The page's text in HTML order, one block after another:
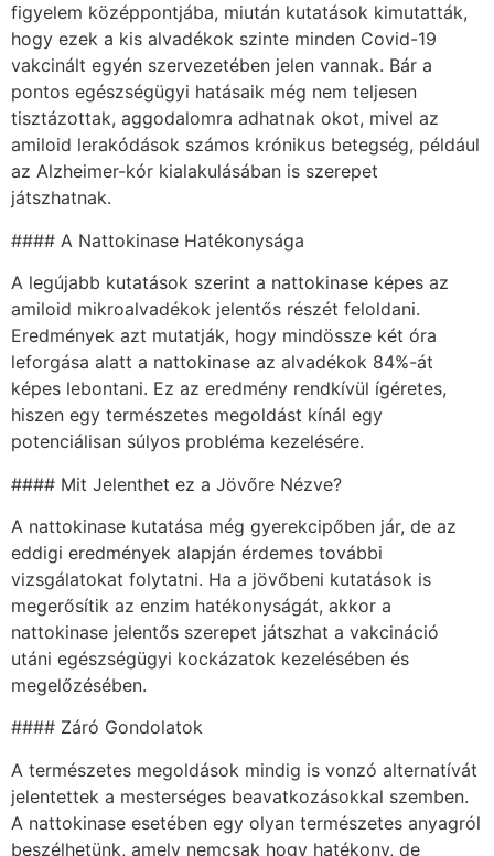
figyelem középpontjába, miután kutatások kimutatták,
hogy ezek a kis alvadékok szinte minden Covid-19
vakcinált egyén szervezetében jelen vannak. Bár a
pontos egészségügyi hatásaik még nem teljesen
tisztázottak, aggodalomra adhatnak okot, mivel az
amiloid lerakódások számos krónikus betegség, például
az Alzheimer-kór kialakulásában is szerepet
játszhatnak.
#### A Nattokinase Hatékonysága
A legújabb kutatások szerint a nattokinase képes az
amiloid mikroalvadékok jelentős részét feloldani.
Eredmények azt mutatják, hogy mindössze két óra
leforgása alatt a nattokinase az alvadékok 84%-át
képes lebontani. Ez az eredmény rendkívül ígéretes,
hiszen egy természetes megoldást kínál egy
potenciálisan súlyos probléma kezelésére.
#### Mit Jelenthet ez a Jövőre Nézve?
A nattokinase kutatása még gyerekcipőben jár, de az
eddigi eredmények alapján érdemes további
vizsgálatokat folytatni. Ha a jövőbeni kutatások is
megerősítik az enzim hatékonyságát, akkor a
nattokinase jelentős szerepet játszhat a vakcináció
utáni egészségügyi kockázatok kezelésében és
megelőzésében.
#### Záró Gondolatok
A természetes megoldások mindig is vonzó alternatívát
jelentettek a mesterséges beavatkozásokkal szemben.
A nattokinase esetében egy olyan természetes anyagról
beszélhetünk, amely nemcsak hogy hatékony, de